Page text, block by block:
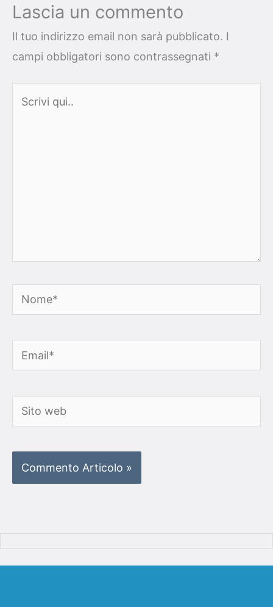
Lascia un commento
Il tuo indirizzo email non sarà pubblicato. I
campi obbligatori sono contrassegnati *
Nome*
Email*
Sito
web